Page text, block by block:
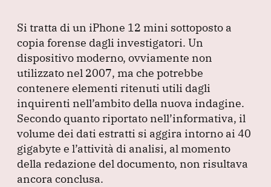
Si tratta di un iPhone 12 mini sottoposto a
copia forense dagli investigatori. Un
dispositivo moderno, ovviamente non
utilizzato nel 2007, ma che potrebbe
contenere elementi ritenuti utili dagli
inquirenti nell’ambito della nuova indagine.
Secondo quanto riportato nell’informativa, il
volume dei dati estratti si aggira intorno ai 40
gigabyte e l’attività di analisi, al momento
della redazione del documento, non risultava
ancora conclusa.